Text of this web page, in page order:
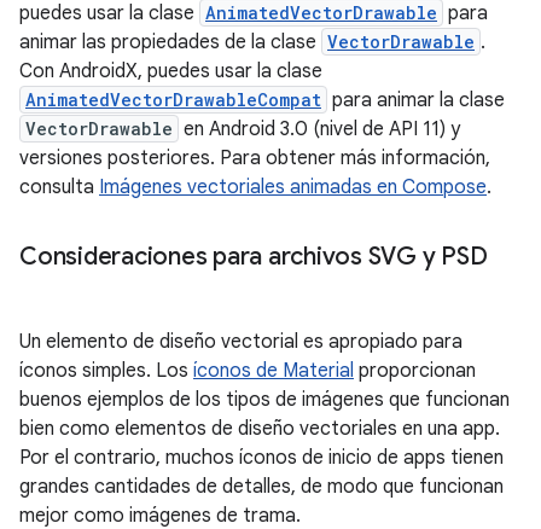
puedes usar la clase AnimatedVectorDrawable para
animar las propiedades de la clase VectorDrawable .
Con AndroidX, puedes usar la clase
AnimatedVectorDrawableCompat para animar la clase
VectorDrawable en Android 3.0 (nivel de API 11) y
versiones posteriores. Para obtener más información,
consulta Imágenes vectoriales animadas en Compose.
Consideraciones para archivos SVG y PSD
Un elemento de diseño vectorial es apropiado para
íconos simples. Los íconos de Material proporcionan
buenos ejemplos de los tipos de imágenes que funcionan
bien como elementos de diseño vectoriales en una app.
Por el contrario, muchos íconos de inicio de apps tienen
grandes cantidades de detalles, de modo que funcionan
mejor como imágenes de trama.